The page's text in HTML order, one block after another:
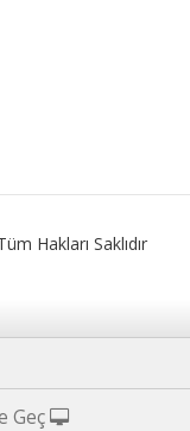
Hakları Saklıdır
Geç